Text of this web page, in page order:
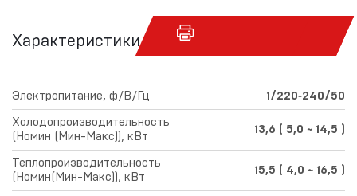
Характеристики
Электропитание, ф/В/Гц 1/220‑240/50
Холодопроизводительность
(Номин (Мин-Макс)), кВт
13,6 ( 5,0 ~ 14,5 )
Теплопроизводительность
(Номин(Мин-Макс)), кВт
15,5 ( 4,0 ~ 16,5 )